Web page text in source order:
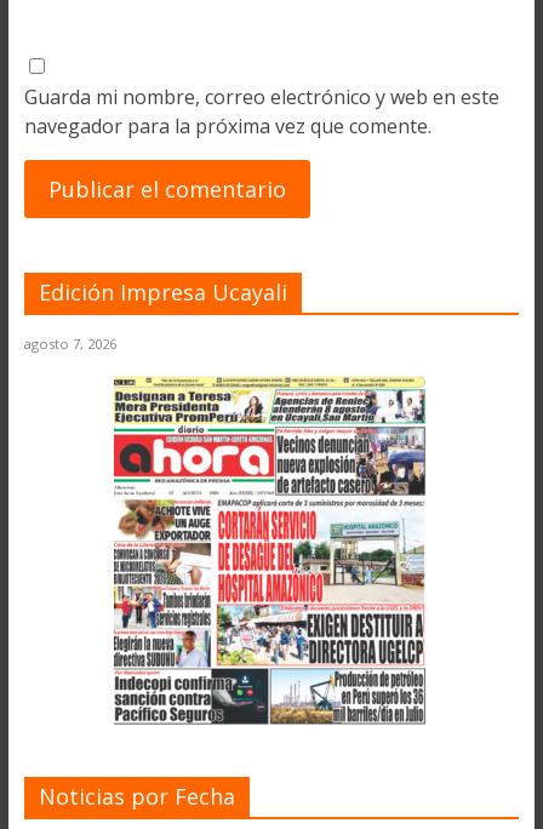
Guarda mi nombre, correo electrónico y web en este
navegador para la próxima vez que comente.
Edición Impresa Ucayali
agosto 7, 2026
Noticias por Fecha